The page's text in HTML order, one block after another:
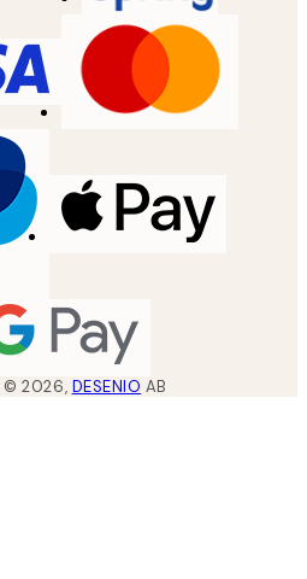
©2026, DESENIO AB